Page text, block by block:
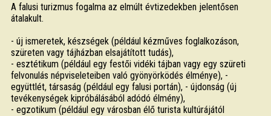
A falusi turizmus fogalma az elmúlt évtizedekben jelentősen
átalakult.
- új ismeretek, készségek (például kézműves foglalkozáson,
szüreten vagy tájházban elsajátított tudás),
- esztétikum (például egy festői vidéki tájban vagy egy szüreti
felvonulás népviseleteiben való gyönyörködés élménye), -
együttlét, társaság (például egy falusi portán), - újdonság (új
tevékenységek kipróbálásából adódó élmény),
- egzotikum (például egy városban élő turista kultúrájától